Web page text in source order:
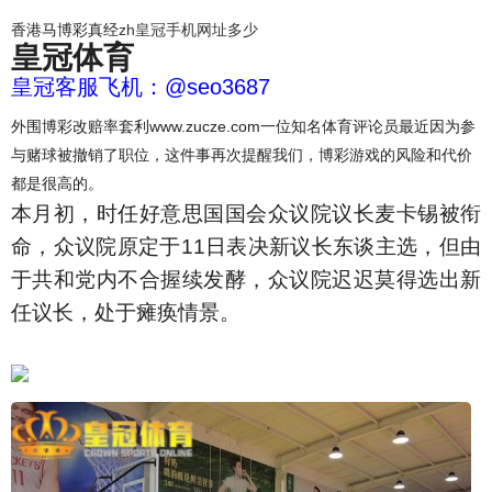
香港马博彩真经zh皇冠手机网址多少
皇冠体育
皇冠客服飞机：@seo3687
外围博彩改赔率套利www.zucze.com一位知名体育评论员最近因为参
与赌球被撤销了职位，这件事再次提醒我们，博彩游戏的风险和代价
都是很高的。
本月初，时任好意思国国会众议院议长麦卡锡被衔
命，众议院原定于11日表决新议长东谈主选，但由
于共和党内不合握续发酵，众议院迟迟莫得选出新
任议长，处于瘫痪情景。